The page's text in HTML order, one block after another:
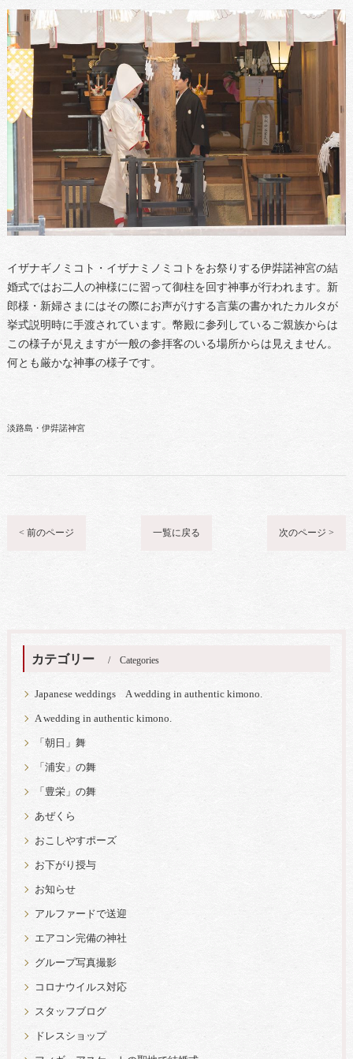
イザナギノミコト・イザナミノミコトをお祭りする伊弉諾神宮の結
婚式ではお二人の神様にに習って御柱を回す神事が行われます。新
郎様・新婦さまにはその際にお声がけする言葉の書かれたカルタが
挙式説明時に手渡されています。幣殿に参列しているご親族からは
この様子が見えますが一般の参拝客のいる場所からは見えません。
何とも厳かな神事の様子です。
淡路島・伊弉諾神宮
< 前のページ 一覧に戻る 次のページ >
カテゴリー Categories
Japanese weddings A wedding in authentic kimono.
A wedding in authentic kimono.
「朝日」舞
「浦安」の舞
「豊栄」の舞
あぜくら
おこしやすポーズ
お下がり授与
お知らせ
アルファードで送迎
エアコン完備の神社
グループ写真撮影
コロナウイルス対応
スタッフブログ
ドレスショップ